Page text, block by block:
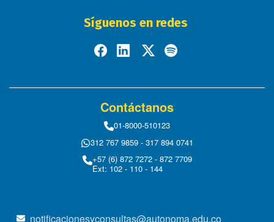
Síguenos en redes
Contáctanos
01-8000-510123
312 767 9859 - 317 894 0741
+57 (6) 872 7272 - 872 7709
Ext: 102 - 110 - 144
notificacionesyconsultas@autonoma.edu.co